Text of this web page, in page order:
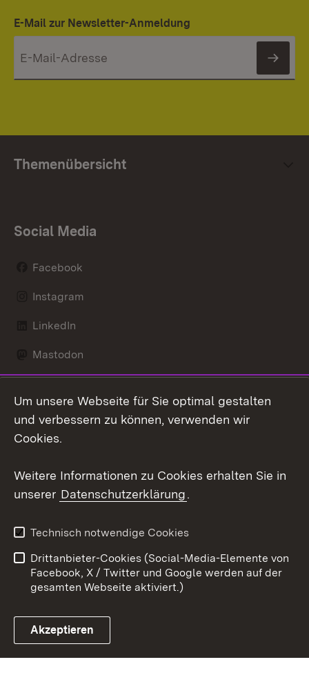
E-Mail zur Newsletter-Anmeldung
Themenübersicht
Social Media
Facebook
Instagram
LinkedIn
Mastodon
X / Twitter
Youtube
Link zum Landesportal
Kontakt
Datenschutz
Barrierefreiheit
Impressum Cookies
Um unsere Webseite für Sie optimal gestalten
und verbessern zu können, verwenden wir
Cookies.
Weitere Informationen zu Cookies erhalten Sie in
unserer Datenschutzerklärung.
Technisch notwendige Cookies
Drittanbieter-Cookies (Social-Media-Elemente von
Facebook, X / Twitter und Google werden auf der
gesamten Webseite aktiviert.)
Akzeptieren